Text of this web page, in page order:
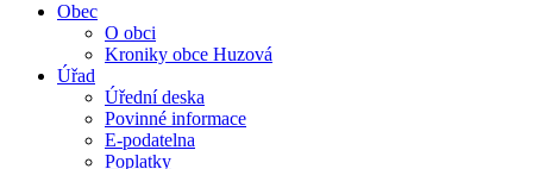
Obec
O obci
Kroniky obce Huzová
Úřad
Úřední deska
Povinné informace
E-podatelna
Poplatky